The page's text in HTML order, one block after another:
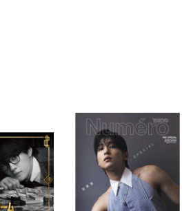
ア 疲れない テレワーク
ア 強化バックレスト 30度
キング機能 人間工学 椅子
ポート 90度跳ね上げ式ア
レスト 3Dヘッドレスト
ガー付き 高反発クッショ
チェア 通気性メッシュ
ミング/勉強/事務用 おし
ア デスクチェア 肘な
ッシュ 通気性 ランバ
ポート付き 腰サポート
ス圧無段階昇降 360度
転 キャスター付き コ
クト 幅52×奥行58.5×高
84～96cm テレワーク
宅勤務 ブラック
￥4,139
ル
）VA 非光
VGA
内蔵 高さ調整 ス
対応
ビジネス向け
【MiniLED/24.5inch/280Hz/
GRAPHT THE SHOOTER
Gaming Monitor 24” Essential
ーミングモニター QD 24.5イ
1ms FHD 量子ドット 残像低減
年保証 | 輝点保証 | 日本メーカ
￥34,980
) 【Amazon.co.jp限定】
Basic アイリスオーヤマ
トシーツ 超厚型 お徳用
ド 100枚入 (x 1) (ケース
)
アイリスオーヤマ ペッ
シーツ 超厚型 お徳用
ュラー 200枚入
【Amazon.co.jp限定】
￥3,731